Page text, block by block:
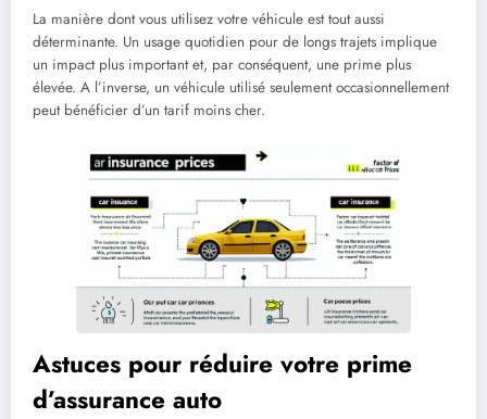
La manière dont vous utilisez votre véhicule est tout aussi
déterminante. Un usage quotidien pour de longs trajets implique
un impact plus important et, par conséquent, une prime plus
élevée. A l’inverse, un véhicule utilisé seulement occasionnellement
peut bénéficier d’un tarif moins cher.
Astuces pour réduire votre prime
d’assurance auto